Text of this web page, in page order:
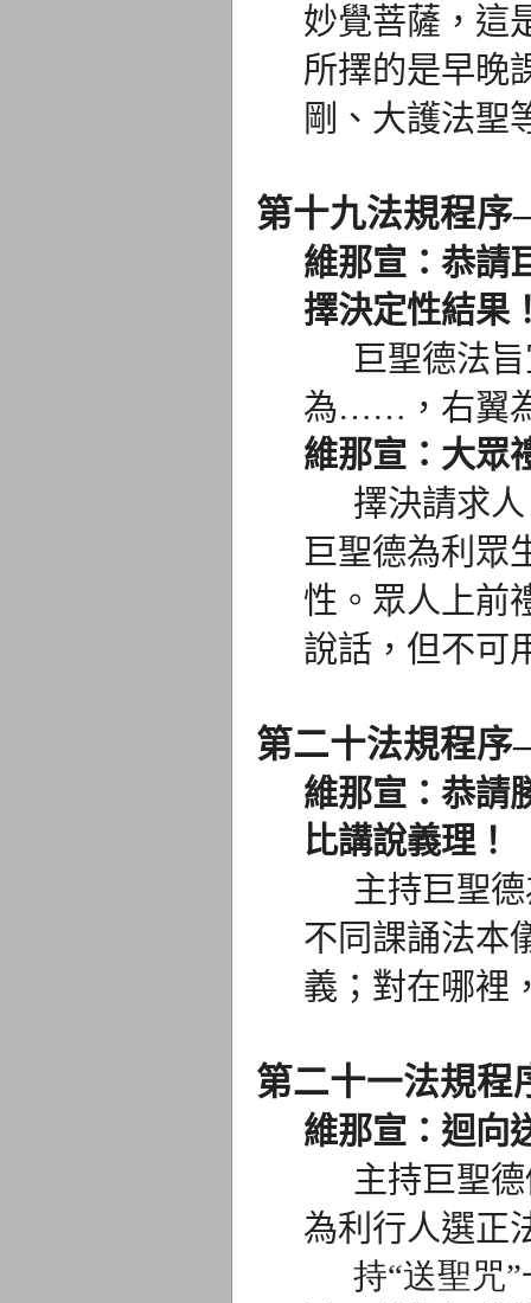
妙覺菩薩， 這
所擇的是早晚
剛、大護法聖
第十九法規程
維那宣：恭請
擇決定性結果
巨聖德法旨
為……，右翼
維那宣：大眾
擇決請求人
巨聖德為利眾
性。眾人上前
說話，但不可
第二十法規程
維那宣：恭請
比講說義理！
主持巨聖德
不同課誦法本
義； 對在哪裡
第二十一法規
維那宣：迴向
主持巨聖德
為利行人選正
持“送聖咒”